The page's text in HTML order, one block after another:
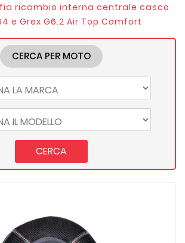
ricambio interna centrale casco
e Grex G6.2 Air Top Comfort
CERCA PER MOTO
CERCA